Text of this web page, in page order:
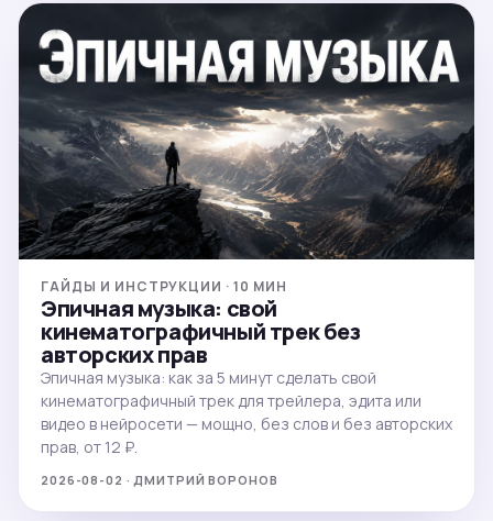
ГАЙДЫ И ИНСТРУКЦИИ · 10 МИН
Эпичная музыка: свой
кинематографичный трек без
авторских прав
Эпичная музыка: как за 5 минут сделать свой
кинематографичный трек для трейлера, эдита или
видео в нейросети — мощно, без слов и без авторских
прав, от 12 ₽.
2026-08-02 · ДМИТРИЙ ВОРОНОВ